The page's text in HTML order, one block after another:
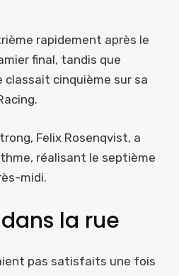
rapidement après le
final, tandis que
classait cinquième sur sa
Felix Rosenqvist, a
réalisant le septième
midi.
la rue
pas satisfaits une fois